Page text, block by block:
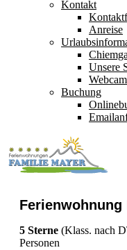
Kontakt
Anreise
Unsere
Buchung
Ferienwohnung
5 Sterne (Klass. nach
Personen